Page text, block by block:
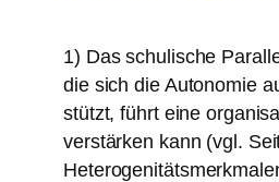
1) Das schulische
die sich die Autonomie
stützt, führt eine
verstärken kann (vgl.